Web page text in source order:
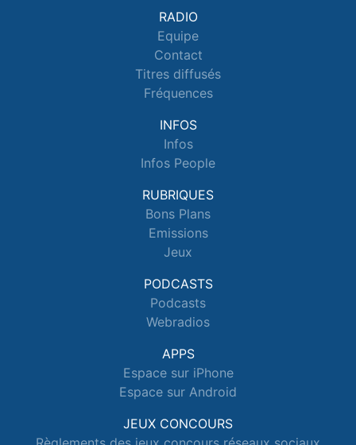
RADIO
Equipe
Contact
Titres diffusés
Fréquences
INFOS
Infos
Infos People
RUBRIQUES
Bons Plans
Emissions
Jeux
PODCASTS
Podcasts
Webradios
APPS
Espace sur iPhone
Espace sur Android
JEUX CONCOURS